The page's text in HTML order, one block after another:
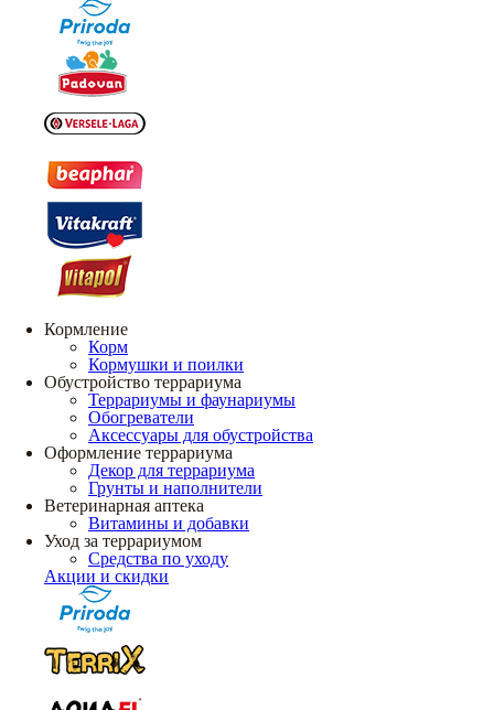
Кормление
Корм
Кормушки и поилки
Обустройство террариума
Террариумы и фаунариумы
Обогреватели
Аксессуары для обустройства
Оформление террариума
Декор для террариума
Грунты и наполнители
Ветеринарная аптека
Витамины и добавки
Уход за террариумом
Средства по уходу
Акции и скидки